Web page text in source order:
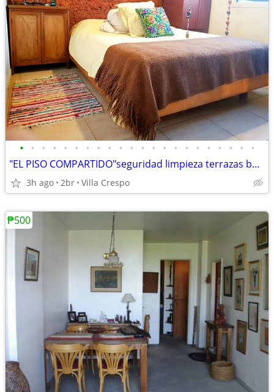
• • • • • • • • • • • • • • • • • • • • • •
"EL PISO COMPARTIDO"seguridad limpieza terrazas balcones los mejores
3h ago 2br Villa Crespo
₱500